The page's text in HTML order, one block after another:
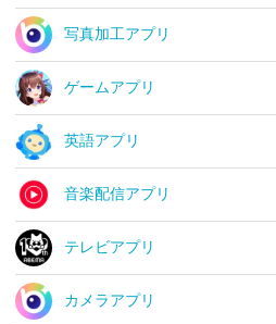
写真加工アプリ
ゲームアプリ
英語アプリ
音楽配信アプリ
テレビアプリ
カメラアプリ